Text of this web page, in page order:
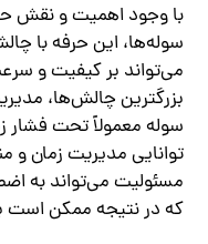
با وجود اهمیت و نقش
سوله‌ها، این حرفه با
می‌تواند بر کیفیت و
بزرگترین چالش‌ها،
سوله معمولاً تحت فشار
توانایی مدیریت زمان و
مسئولیت می‌تواند به
که در نتیجه ممکن است